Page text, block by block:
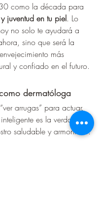
como la década para
juventud en tu piel. Lo
no solo te ayudará a
sino que será la
más
y confiado en el futuro.
dermatóloga
arrugas” para actuar.
es la verdadera
saludable y armonioso.